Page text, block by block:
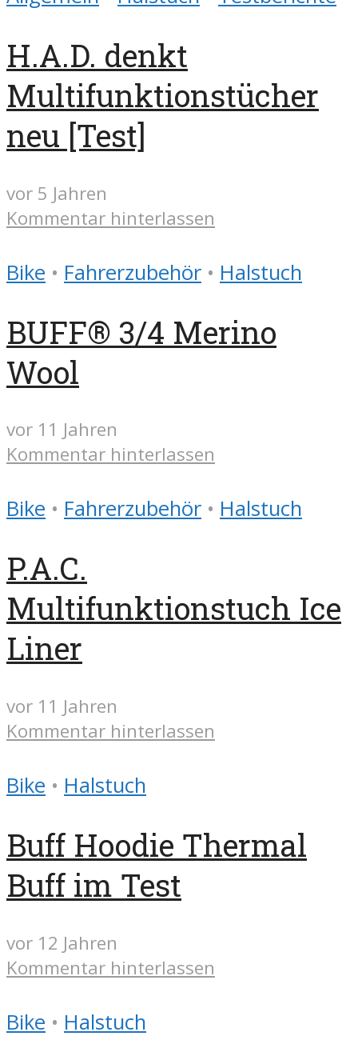
H.A.D. denkt
Multifunktionstücher
neu [Test]
vor 5 Jahren
Kommentar hinterlassen
Bike • Fahrerzubehör • Halstuch
BUFF® 3/4 Merino
Wool
vor 11 Jahren
Kommentar hinterlassen
Bike • Fahrerzubehör • Halstuch
P.A.C.
Multifunktionstuch Ice
Liner
vor 11 Jahren
Kommentar hinterlassen
Bike • Halstuch
Buff Hoodie Thermal
Buff im Test
vor 12 Jahren
Kommentar hinterlassen
Bike • Halstuch